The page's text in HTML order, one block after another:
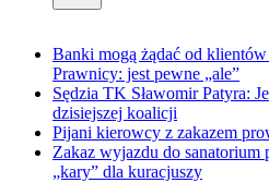
Banki mogą żądać od
Prawnicy: jest pewne „ale”
Sędzia TK Sławomir Patyra:
dzisiejszej koalicji
Pijani kierowcy z zakazem
Zakaz wyjazdu do sanatorium
„kary” dla kuracjuszy